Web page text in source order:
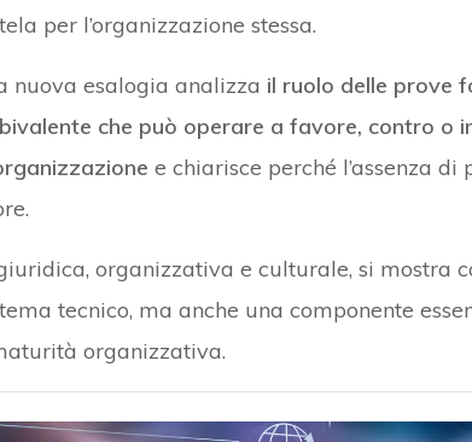
per l’organizzazione stessa.
nuova esalogia analizza il ruolo delle prove
che può operare a favore, contro o
e chiarisce perché l’assenza di
organizzativa e culturale, si mostra
tecnico, ma anche una componente
organizzativa.